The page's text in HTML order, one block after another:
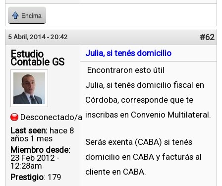
Encima
5 Abril, 2014 - 20:42 #62
Estudio
Contable GS
Desconectado/a
Last seen: hace 8
años 1 mes
Miembro desde:
23 Feb 2012 -
12:28am
Prestigio: 179
Julia, si tenés domicilio
Encontraron esto útil
Julia, si tenés domicilio fiscal en
Córdoba, corresponde que te
inscribas en Convenio Multilateral.
Serás exenta (CABA) si tenés
domicilio en CABA y facturás al
cliente en CABA.